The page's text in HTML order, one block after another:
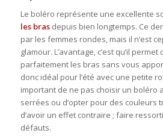
Le boléro représente une excellente
les brasdepuis bien longtemps. Ce
par les femmes rondes, mais il n’est
glamour. L’avantage, c’est qu’il
parfaitement les bras sans vous
donc idéal pour l’été avec une petite
important de ne pas choisir un boléro
serrées ou d’opter pour des couleurs
d’avoir un effet contraire ; faire
défauts.